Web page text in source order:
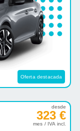
Oferta destacada
desde
323 €
mes / IVA incl.